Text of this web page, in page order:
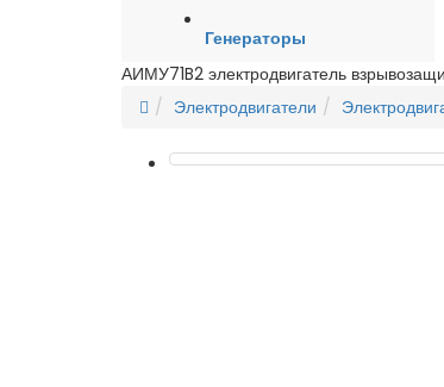
Генераторы
АИМУ71B2 электродвигатель
Электродвигатели